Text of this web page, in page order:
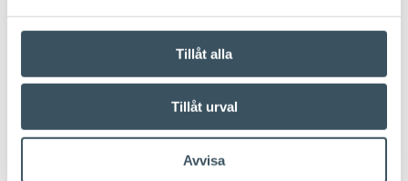
Tillåt alla
Tillåt urval
Avvisa